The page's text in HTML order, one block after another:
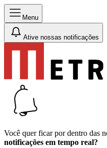
Menu
Ative nossas notificações
Você quer ficar por dentro das
notificações em tempo real?